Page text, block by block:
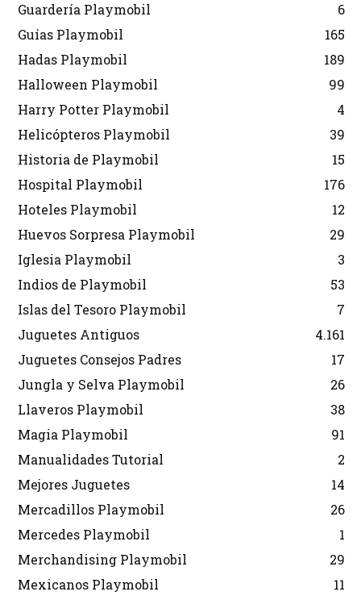
Guardería Playmobil
6
Guías Playmobil
165
Hadas Playmobil
189
Halloween Playmobil
99
Harry Potter Playmobil
4
Helicópteros Playmobil
39
Historia de Playmobil
15
Hospital Playmobil
176
Hoteles Playmobil
12
Huevos Sorpresa Playmobil
29
Iglesia Playmobil
3
Indios de Playmobil
53
Islas del Tesoro Playmobil
7
Juguetes Antiguos
4.161
Juguetes Consejos Padres
17
Jungla y Selva Playmobil
26
Llaveros Playmobil
38
Magia Playmobil
91
Manualidades Tutorial
2
Mejores Juguetes
14
Mercadillos Playmobil
26
Mercedes Playmobil
1
Merchandising Playmobil
29
Mexicanos Playmobil
11